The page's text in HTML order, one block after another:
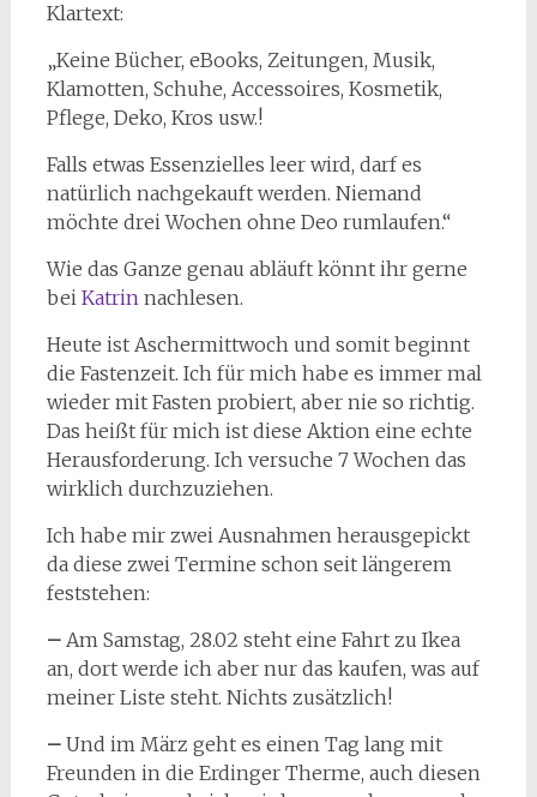
Klartext:
„Keine Bücher, eBooks, Zeitungen, Musik,
Klamotten, Schuhe, Accessoires, Kosmetik,
Pflege, Deko, Kros usw.!
Falls etwas Essenzielles leer wird, darf es
natürlich nachgekauft werden. Niemand
möchte drei Wochen ohne Deo rumlaufen.“
Wie das Ganze genau abläuft könnt ihr gerne
bei Katrinnachlesen.
Heute ist Aschermittwoch und somit beginnt
die Fastenzeit. Ich für mich habe es immer mal
wieder mit Fasten probiert, aber nie so richtig.
Das heißt für mich ist diese Aktion eine echte
Herausforderung. Ich versuche 7 Wochen das
wirklich durchzuziehen.
Ich habe mir zwei Ausnahmen herausgepickt
da diese zwei Termine schon seit längerem
feststehen:
–Am Samstag, 28.02 steht eine Fahrt zu Ikea
an, dort werde ich aber nur das kaufen, was auf
meiner Liste steht. Nichts zusätzlich!
–Und im März geht es einen Tag lang mit
Freunden in die Erdinger Therme, auch diesen